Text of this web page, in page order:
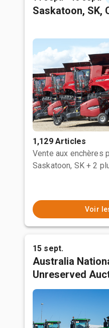
Saskatoon, SK,
1,129 Articles
Vente aux enchères
Saskatoon, SK + 2
Voir
15 sept.
Australia
Unreserved